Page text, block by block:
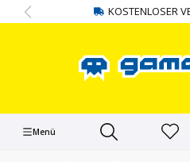
springen KOSTENLOSER
Menü